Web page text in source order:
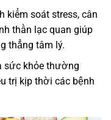
kiểm soát stress, cân
thần lạc quan giúp
thẳng tâm lý.
sức khỏe thường
trị kịp thời các bệnh